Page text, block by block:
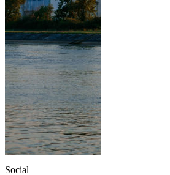
Social